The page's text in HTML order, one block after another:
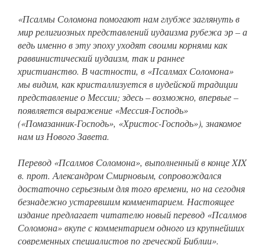
«Псалмы Соломона помогают нам глубже заглянуть в
мир религиозных представлений иудаизма рубежа эр – а
ведь именно в эту эпоху уходят своими корнями как
раввинистический иудаизм, так и раннее
христианство. В частности, в «Псалмах Соломона»
мы видим, как кристаллизуется в иудейской традиции
представление о Мессии; здесь – возможно, впервые –
появляется выражение «Мессия-Господь»
(«Помазанник-Господь», «Христос-Господь»), знакомое
нам из Нового Завета.
Перевод «Псалмов Соломона», выполненный в конце XIX
в. прот. Александром Смирновым, сопровождался
достаточно серьезным для того времени, но на сегодня
безнадежно устаревшим комментарием. Настоящее
издание предлагает читателю новый перевод «Псалмов
Соломона» вкупе с комментарием одного из крупнейших
современных специалистов по греческой Библии».